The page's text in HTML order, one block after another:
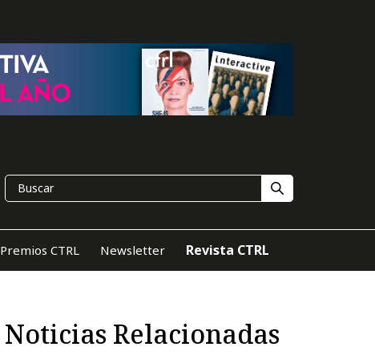
Premios CTRL Newsletter Revista CTRL
Noticias Relacionadas